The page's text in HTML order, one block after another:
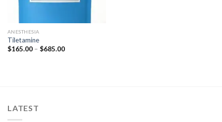
ANESTHESIA
Tiletamine
$165.00 – $685.00Ártartomány:
LATEST